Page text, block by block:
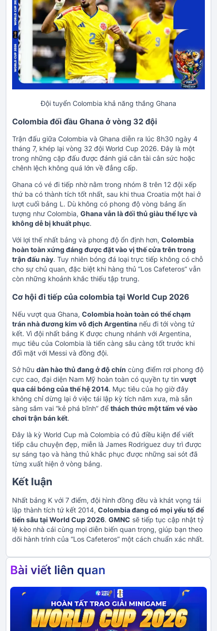
Đội tuyển Colombia khả năng thắng Ghana
Colombia đối đầu Ghana ở vòng 32 đội
Trận đấu giữa Colombia và Ghana diễn ra lúc 8h30 ngày 4
tháng 7, khép lại vòng 32 đội World Cup 2026. Đây là một
trong những cặp đấu được đánh giá cân tài cân sức hoặc
chênh lệch không quá lớn về đẳng cấp.
Ghana có vé đi tiếp nhờ nằm trong nhóm 8 trên 12 đội xếp
thứ ba có thành tích tốt nhất, sau khi thua Croatia một hai ở
lượt cuối bảng L. Dù không có phong độ vòng bảng ấn
tượng như Colombia, Ghana vẫn là đối thủ giàu thể lực và
không dễ bị khuất phục.
Với lợi thế nhất bảng và phong độ ổn định hơn, Colombia
hoàn toàn xứng đáng được đặt vào vị thế cửa trên trong
trận đấu này. Tuy nhiên bóng đá loại trực tiếp không có chỗ
cho sự chủ quan, đặc biệt khi hàng thủ “Los Cafeteros” vẫn
còn những khoảnh khắc thiếu tập trung.
Cơ hội đi tiếp của colombia tại World Cup 2026
Nếu vượt qua Ghana, Colombia hoàn toàn có thể chạm
trán nhà đương kim vô địch Argentina nếu đi tới vòng tứ
kết. Vì đội nhất bảng K được chung nhánh với Argentina,
mục tiêu của Colombia là tiến càng sâu càng tốt trước khi
đối mặt với Messi và đồng đội.
Sở hữu dàn hào thủ đang ở độ chín cùng điểm rơi phong độ
cực cao, đại diện Nam Mỹ hoàn toàn có quyền tự tin vượt
qua cái bóng của thế hệ 2014. Mục tiêu của họ giờ đây
không chỉ dừng lại ở việc tái lập kỳ tích năm xưa, mà sẵn
sàng sắm vai “kẻ phá bĩnh” để thách thức một tấm vé vào
chơi trận bán kết.
Đây là kỳ World Cup mà Colombia có đủ điều kiện để viết
tiếp câu chuyện đẹp, miễn là James Rodriguez duy trì được
sự sáng tạo và hàng thủ khắc phục được những sai sót đã
từng xuất hiện ở vòng bảng.
Kết luận
Nhất bảng K với 7 điểm, đội hình đồng đều và khát vọng tái
lập thành tích tứ kết 2014, Colombia đang có mọi yếu tố để
tiến sâu tại World Cup 2026. GMNC sẽ tiếp tục cập nhật tỷ
lệ kèo nhà cái cùng mọi diễn biến quan trọng, giúp bạn theo
dõi hành trình của “Los Cafeteros” một cách chuẩn xác nhất.
Bài viết liên quan